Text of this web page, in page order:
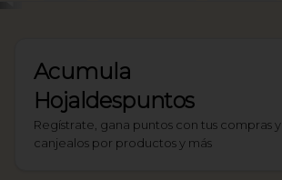
Acumula
Hojaldespuntos
Regístrate, gana puntos con tus compras y
canjealos por productos y más